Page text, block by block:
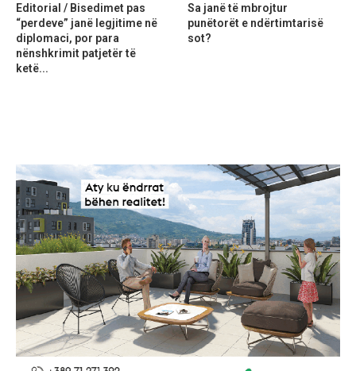
Editorial / Bisedimet pas
“perdeve” janë legjitime në
diplomaci, por para
nënshkrimit patjetër të
ketë...
Sa janë të mbrojtur
punëtorët e ndërtimtarisë
sot?